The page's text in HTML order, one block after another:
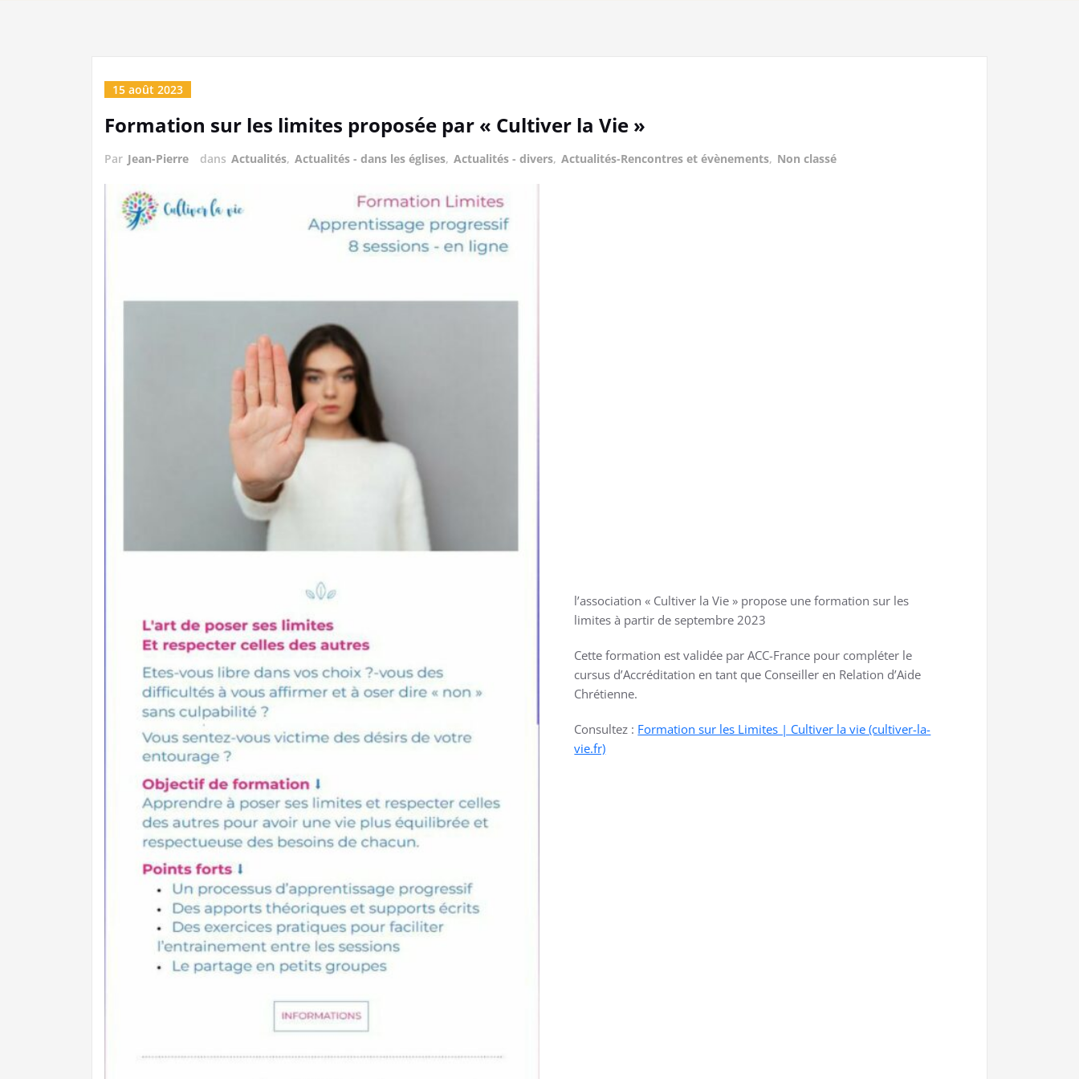
15 août 2023
Formation sur les limites proposée par « Cultiver la Vie »
Par Jean-Pierre dans Actualités, Actualités - dans les églises, Actualités - divers, Actualités-Rencontres et évènements, Non classé
l’association « Cultiver la Vie » propose une formation sur les
limites à partir de septembre 2023
Cette formation est validée par ACC-France pour compléter le
cursus d’Accréditation en tant que Conseiller en Relation d’Aide
Chrétienne.
Consultez : Formation sur les Limites | Cultiver la vie (cultiver-la-
vie.fr)